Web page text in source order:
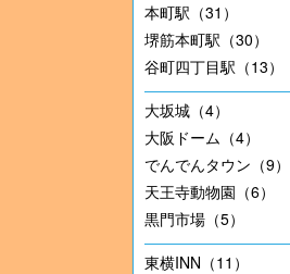
本町駅（31）
堺筋本町駅（30）
谷町四丁目駅（13）
大坂城（4）
大阪ドーム（4）
でんでんタウン（9）
天王寺動物園（6）
黒門市場（5）
東横INN（11）